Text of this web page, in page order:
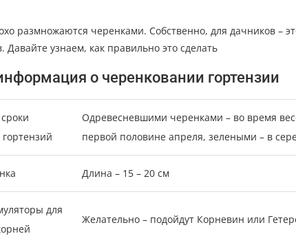
размножаются черенками. Собственно, для дачников –
узнаем, как правильно это сделать
о черенковании гортензии
Одревесневшими черенками – во время
первой половине апреля, зелеными – в
Длина – 15 – 20 см
для
Желательно – подойдут Корневин или